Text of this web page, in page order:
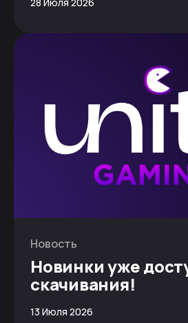
Новость
Новинки уже
скачивания!
13 Июля 2026